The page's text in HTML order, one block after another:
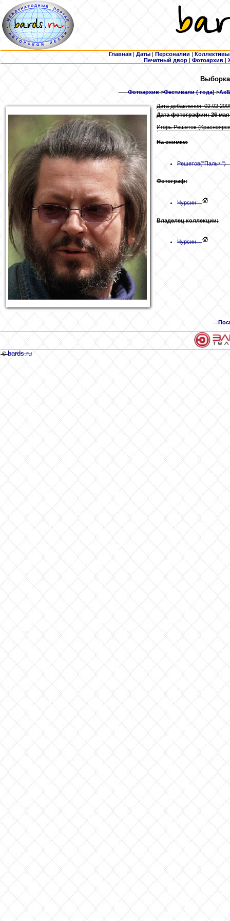
Главная | Даты | Персоналии | Коллективы
Печатный двор |Фотоархив |
Фотоархив>Фестивали ( года)>
Дата добавления:
Дата фотографии: 26 мая
Игорь Решетов
На снимке:
Решетов("Палыч")
Фотограф:
Чурсин
Владелец коллекции:
Чурсин
©bards.ru